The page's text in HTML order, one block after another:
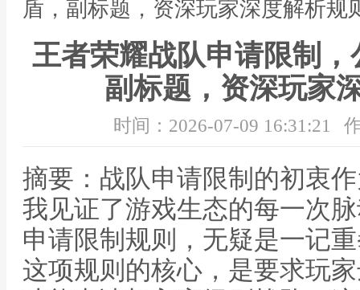
盾，副标题，资深玩家深度解析规
王者荣耀战队申请限制
副标题，资深玩家
时间：2026-07-09 16:31:21
摘要：战队申请限制的初衷
我见证了游戏生态的每一次
申请限制规则，无疑是一记
这项规则的核心，是要求玩